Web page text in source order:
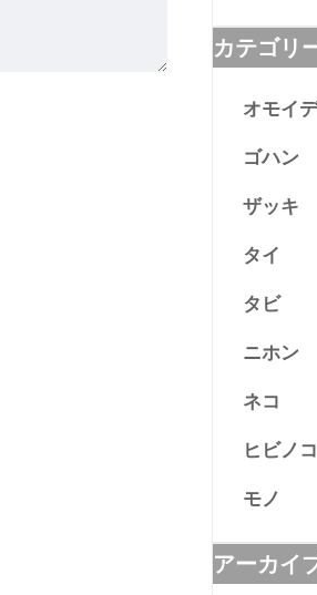
カテゴリ
オモイデ
ゴハン
ザッキ
タイ
タビ
ニホン
ネコ
ヒビノ
モノ
アーカイ